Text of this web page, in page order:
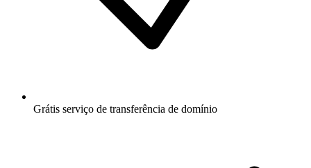
Grátis serviço de transferência de domínio